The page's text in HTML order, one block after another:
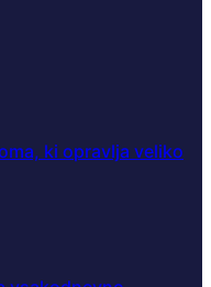
ki opravlja veliko